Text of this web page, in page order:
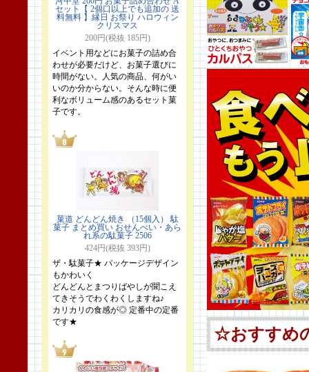
セット【 2個口以上でも追加の 送
料無料 】縁日 お祭り ハロウィン
クリスマス
200円(税抜 185円)
イベント用などにお菓子の詰め合
わせが必要だけど、お菓子選びに
時間がない。人気の商品、何がい
いのか分からない。そんな時に便
利なボリューム感のあるセット菓
子です。
菓道 どんどん焼き （15個入） 駄
菓子 まとめ買い おせんべい・あら
れ系の駄菓子 2506
424円(税抜 393円)
ザ・駄菓子★ パッケージデザイン
もかわいく
どんどんとまつりばやしが聞こえ
てきそうでわくわくしますね♪
カリカリの食感が◎ 定番中の定番
です★